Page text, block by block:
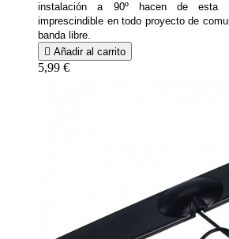
instalación a 90º hacen de esta
imprescindible en todo proyecto de
banda libre.
 Añadir al carrito
5,99 €